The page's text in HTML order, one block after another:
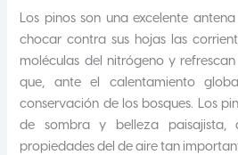
Los pinos son una excelente
chocar contra sus hojas las
moléculas del nitrógeno y
que, ante el calentamiento
conservación de los bosques. Los
de sombra y belleza paisajista,
propiedades del de aire tan